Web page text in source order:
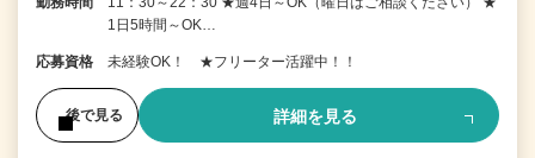
1日5時間～OK…
応募資格 未経験OK！ ★フリーター活躍中！！
後で見る 詳細を見る